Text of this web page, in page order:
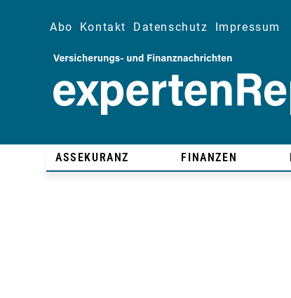
Abo Kontakt Datenschutz Impressum
ASSEKURANZ FINANZEN